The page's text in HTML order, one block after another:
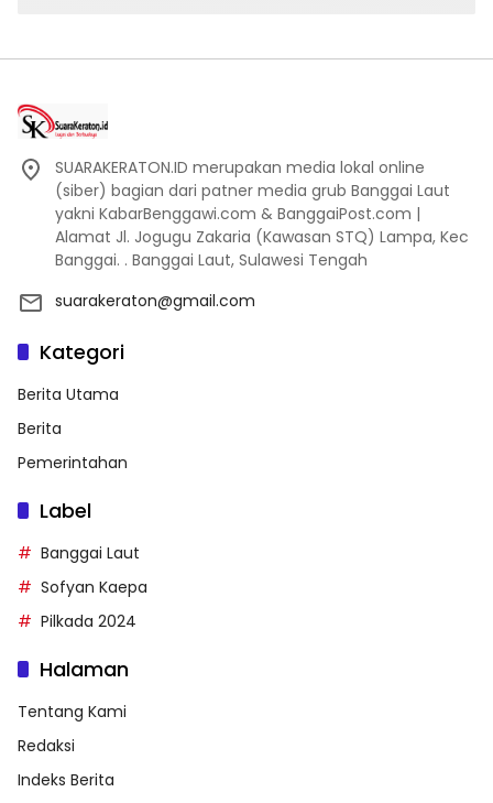
SUARAKERATON.ID merupakan media lokal online
(siber) bagian dari patner media grub Banggai Laut
yakni KabarBenggawi.com & BanggaiPost.com |
Alamat Jl. Jogugu Zakaria (Kawasan STQ) Lampa, Kec
Banggai. . Banggai Laut, Sulawesi Tengah
suarakeraton@gmail.com
Kategori
Berita Utama
Berita
Pemerintahan
Label
Banggai Laut
Sofyan Kaepa
Pilkada 2024
Halaman
Tentang Kami
Redaksi
Indeks Berita